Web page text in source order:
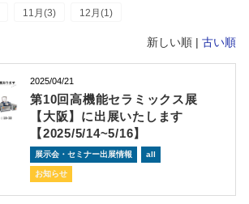
11月(3) 12月(1)
新しい順 | 古い順
2025/04/21
第10回高機能セラミックス展
【大阪】に出展いたします
【2025/5/14~5/16】
展示会・セミナー出展情報 all
お知らせ